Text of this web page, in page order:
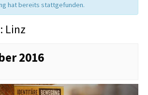
hat bereits stattgefunden.
Linz
2016